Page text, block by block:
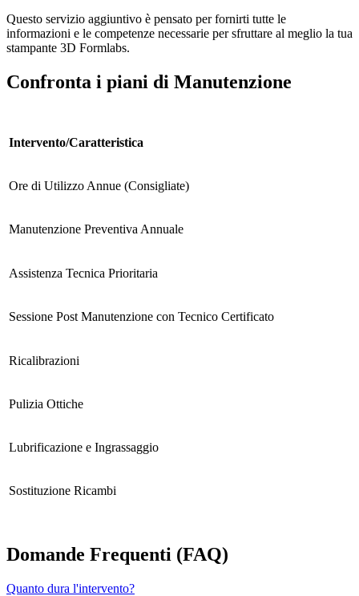
Questo servizio aggiuntivo è pensato per fornirti tutte le
informazioni e le competenze necessarie per sfruttare al meglio la tua
stampante 3D Formlabs.
Confronta i piani di Manutenzione
Intervento/Caratteristica
Ore di Utilizzo Annue (Consigliate)
Manutenzione Preventiva Annuale
Assistenza Tecnica Prioritaria
Sessione Post Manutenzione con Tecnico Certificato
Ricalibrazioni
Pulizia Ottiche
Lubrificazione e Ingrassaggio
Sostituzione Ricambi
Domande Frequenti (FAQ)
Quanto dura l'intervento?